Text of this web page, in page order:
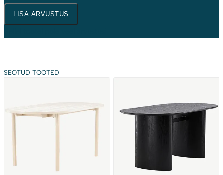
LISA ARVUSTUS
SEOTUD TOOTED